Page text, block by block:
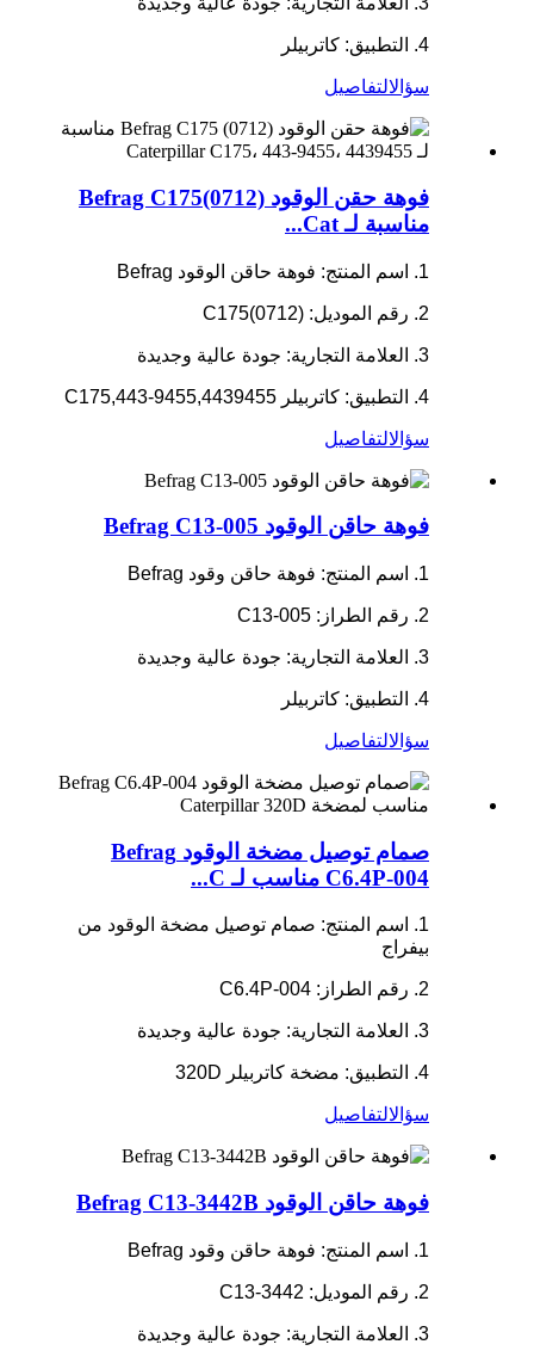
4. التطبيق: كاتربيلر
سؤالالتفاصيل
فوهة حقن الوقود Befrag C175(0712)
مناسبة لـ Cat...
1. اسم المنتج: فوهة حاقن الوقود Befrag
2. رقم الموديل: C175(0712)
3. العلامة التجارية: جودة عالية وجديدة
4. التطبيق: كاتربيلر C175,443-9455,4439455
سؤالالتفاصيل
فوهة حاقن الوقود Befrag C13-005
1. اسم المنتج: فوهة حاقن وقود Befrag
2. رقم الطراز: C13-005
3. العلامة التجارية: جودة عالية وجديدة
4. التطبيق: كاتربيلر
سؤالالتفاصيل
صمام توصيل مضخة الوقود Befrag
C6.4P-004 مناسب لـ C...
1. اسم المنتج: صمام توصيل مضخة الوقود من
بيفراج
2. رقم الطراز: C6.4P-004
3. العلامة التجارية: جودة عالية وجديدة
4. التطبيق: مضخة كاتربيلر 320D
سؤالالتفاصيل
فوهة حاقن الوقود Befrag C13-3442B
1. اسم المنتج: فوهة حاقن وقود Befrag
2. رقم الموديل: C13-3442
3. العلامة التجارية: جودة عالية وجديدة